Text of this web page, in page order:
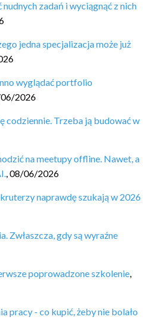
zadań i wyciągnąć z nich
jedna specjalizacja może już
wyglądać portfolio
2026
codziennie. Trzeba ją budować w
na meetupy offline. Nawet, a
,08/06/2026
naprawdę szukają w 2026
Zwłaszcza, gdy są wyraźne
poprowadzone szkolenie,
pracy - co kupić, żeby nie bolało